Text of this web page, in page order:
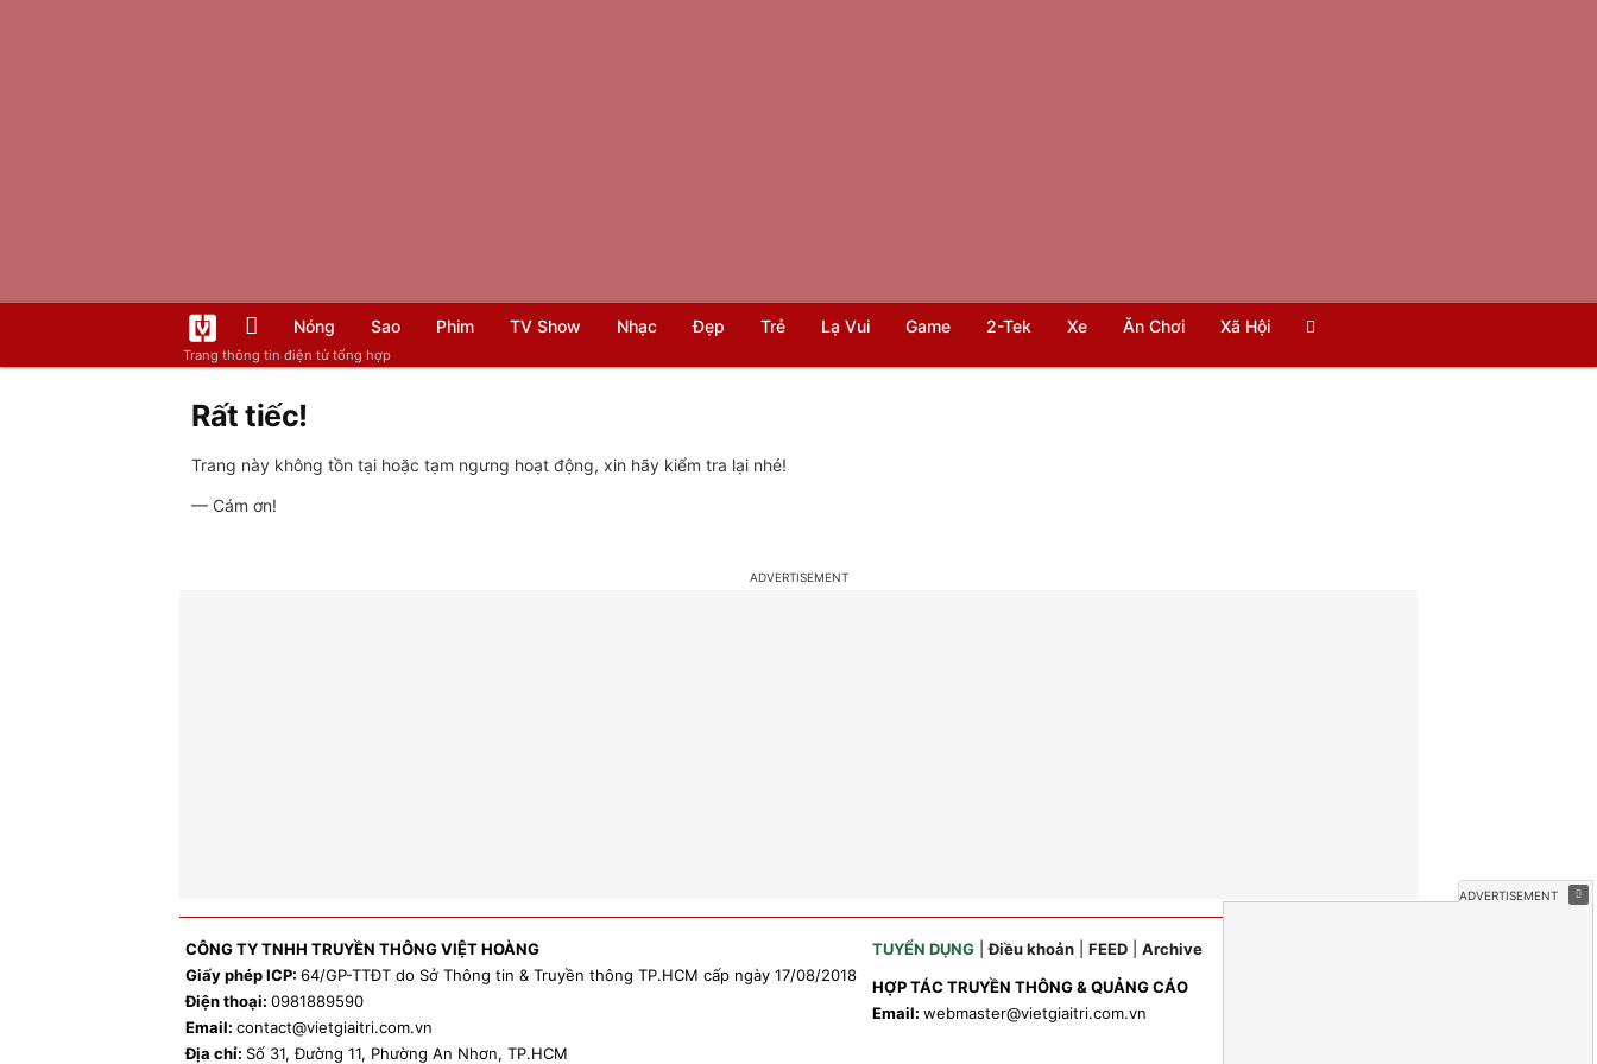
Trang thông tin điện tử tổng hợp
Nóng Sao Phim TV Show Nhạc Đẹp Trẻ Lạ Vui Game 2-Tek Xe Ăn Chơi Xã Hội
Rất tiếc!
Trang này không tồn tại hoặc tạm ngưng hoạt động, xin hãy kiểm tra lại nhé!
— Cám ơn!
CÔNG TY TNHH TRUYỀN THÔNG VIỆT HOÀNG
Giấy phép ICP: 64/GP-TTĐT do Sở Thông tin & Truyền thông TP.HCM cấp ngày 17/08/2018
Điện thoại: 0981889590
Email: contact@vietgiaitri.com.vn
Địa chỉ: Số 31, Đường 11, Phường An Nhơn, TP.HCM
TUYỂN DỤNG|Điều khoản| FEED| Archive
HỢP TÁC TRUYỀN THÔNG & QUẢNG CÁO
Email: webmaster@vietgiaitri.com.vn